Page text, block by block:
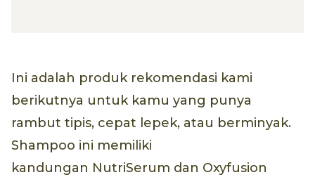
Ini adalah produk rekomendasi kami
berikutnya untuk kamu yang punya
rambut tipis, cepat lepek, atau berminyak.
Shampoo ini memiliki
kandungan NutriSerum dan Oxyfusion